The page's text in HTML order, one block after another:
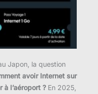
Japon, la question
avoir Internet sur
l’aéroport ? En 2025,